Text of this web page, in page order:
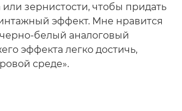
зернистости, чтобы придать
эффект. Мне нравится
белый аналоговый
эффекта легко достичь,
среде».